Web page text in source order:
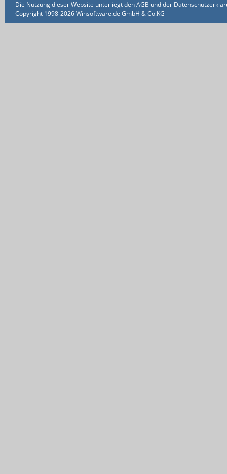
Die Nutzung dieser Website unterliegt den AGB und der
Copyright 1998-2026 Winsoftware.de GmbH & Co.KG